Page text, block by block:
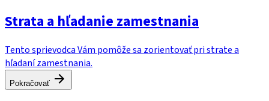
Strata a hľadanie zamestnania
Tento sprievodca Vám pomôže sa zorientovať pri strate a
hľadaní zamestnania.
Pokračovať